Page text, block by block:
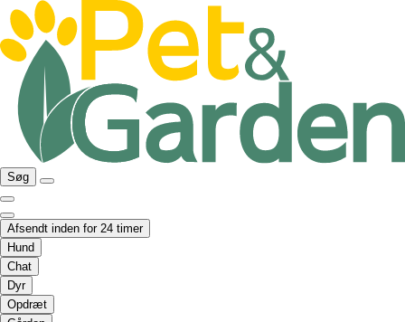
Søg
Afsendt inden for 24 timer
Hund
Chat
Dyr
Opdræt